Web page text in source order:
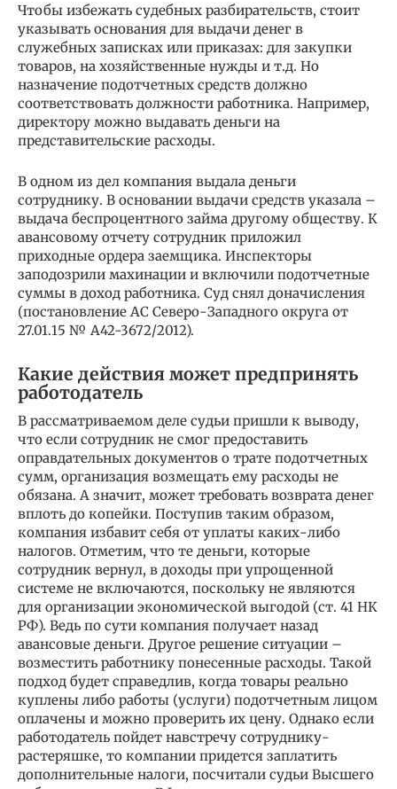
Чтобы избежать судебных разбирательств, стоит
указывать основания для выдачи денег в
служебных записках или приказах: для закупки
товаров, на хозяйственные нужды и т.д. Но
назначение подотчетных средств должно
соответствовать должности работника. Например,
директору можно выдавать деньги на
представительские расходы.
В одном из дел компания выдала деньги
сотруднику. В основании выдачи средств указала –
выдача беспроцентного займа другому обществу. К
авансовому отчету сотрудник приложил
приходные ордера заемщика. Инспекторы
заподозрили махинации и включили подотчетные
суммы в доход работника. Суд снял доначисления
(постановление АС Северо-Западного округа от
27.01.15 № А42-3672/2012).
Какие действия может предпринять
работодатель
В рассматриваемом деле судьи пришли к выводу,
что если сотрудник не смог предоставить
оправдательных документов о трате подотчетных
сумм, организация возмещать ему расходы не
обязана. А значит, может требовать возврата денег
вплоть до копейки. Поступив таким образом,
компания избавит себя от уплаты каких-либо
налогов. Отметим, что те деньги, которые
сотрудник вернул, в доходы при упрощенной
системе не включаются, поскольку не являются
для организации экономической выгодой (ст. 41 НК
РФ). Ведь по сути компания получает назад
авансовые деньги. Другое решение ситуации –
возместить работнику понесенные расходы. Такой
подход будет справедлив, когда товары реально
куплены либо работы (услуги) подотчетным лицом
оплачены и можно проверить их цену. Однако если
работодатель пойдет навстречу сотруднику-
растеряшке, то компании придется заплатить
дополнительные налоги, посчитали судьи Высшего